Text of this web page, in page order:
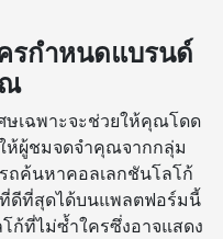
รกำหนดแบรนด์
ษเฉพาะจะช่วยให้คุณโดด
ห้ผู้ชมจดจำคุณจากกลุ่ม
ค้นหาคอลเลกชันโลโก้
ที่ดีที่สุดได้บนแพลตฟอร์มนี้
ก้ที่ไม่ซ้ำใครซึ่งอาจแสดง